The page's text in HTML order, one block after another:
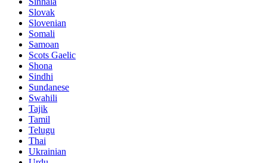
Slovak
Slovenian
Somali
Samoan
Scots Gaelic
Shona
Sindhi
Sundanese
Swahili
Tajik
Tamil
Telugu
Thai
Ukrainian